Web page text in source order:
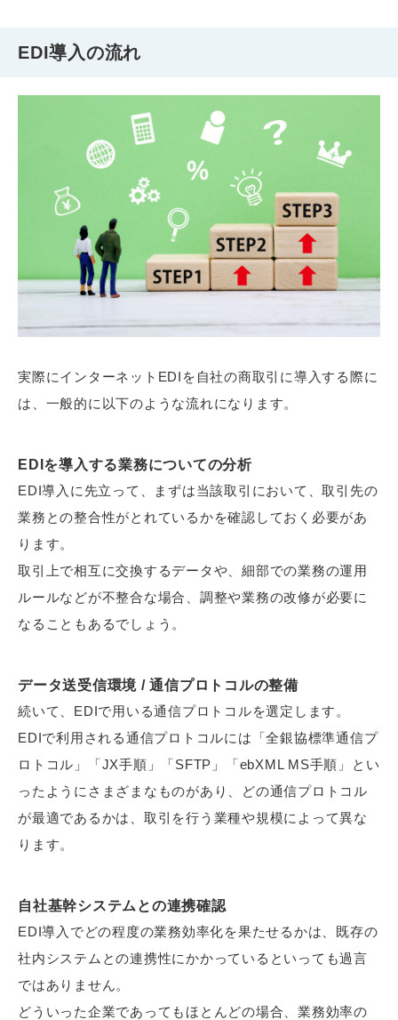
EDI導入の流れ
実際にインターネットEDIを自社の商取引に導入する際に
は、一般的に以下のような流れになります。
EDIを導入する業務についての分析
EDI導入に先立って、まずは当該取引において、取引先の
業務との整合性がとれているかを確認しておく必要があ
ります。
取引上で相互に交換するデータや、細部での業務の運用
ルールなどが不整合な場合、調整や業務の改修が必要に
なることもあるでしょう。
データ送受信環境 / 通信プロトコルの整備
続いて、EDIで用いる通信プロトコルを選定します。
EDIで利用される通信プロトコルには「全銀協標準通信プ
ロトコル」「JX手順」「SFTP」「ebXML MS手順」とい
ったようにさまざまなものがあり、どの通信プロトコル
が最適であるかは、取引を行う業種や規模によって異な
ります。
自社基幹システムとの連携確認
EDI導入でどの程度の業務効率化を果たせるかは、既存の
社内システムとの連携性にかかっているといっても過言
ではありません。
どういった企業であってもほとんどの場合、業務効率の